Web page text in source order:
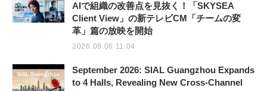
AIで組織の改善点を見抜く！「SKYSEA
Client View」の新テレビCM「チームの変
革」篇の放映を開始
2026.08.06 11:04
September 2026: SIAL Guangzhou Expands
to 4 Halls, Revealing New Cross-Channel